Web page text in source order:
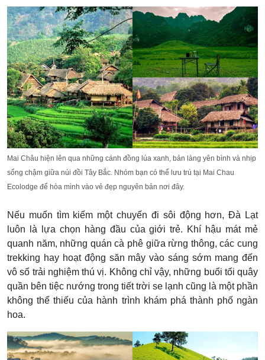
Mai Châu hiện lên qua những cánh đồng lúa xanh, bản làng yên bình và nhịp
sống chậm giữa núi đồi Tây Bắc. Nhóm bạn có thể lưu trú tại Mai Chau
Ecolodge để hòa mình vào vẻ đẹp nguyên bản nơi đây.
Nếu muốn tìm kiếm một chuyến đi sôi động hơn, Đà Lạt
luôn là lựa chọn hàng đầu của giới trẻ. Khí hậu mát mẻ
quanh năm, những quán cà phê giữa rừng thông, các cung
trekking hay hoạt động săn mây vào sáng sớm mang đến
vô số trải nghiệm thú vị. Không chỉ vậy, những buổi tối quây
quần bên tiệc nướng trong tiết trời se lạnh cũng là một phần
không thể thiếu của hành trình khám phá thành phố ngàn
hoa.